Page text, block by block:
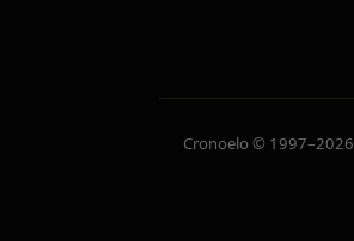
Cronoelo © 1997–2026